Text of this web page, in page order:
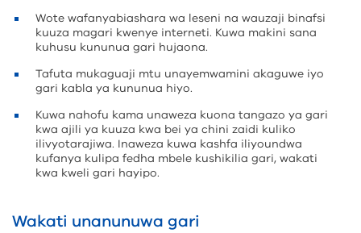
Wote wafanyabiashara wa leseni na wauzaji binafsi
kuuza magari kwenye interneti. Kuwa makini sana
kuhusu kununua gari hujaona.
Tafuta mukaguaji mtu unayemwamini akaguwe iyo
gari kabla ya kununua hiyo.
Kuwa nahofu kama unaweza kuona tangazo ya gari
kwa ajili ya kuuza kwa bei ya chini zaidi kuliko
ilivyotarajiwa. Inaweza kuwa kashfa iliyoundwa
kufanya kulipa fedha mbele kushikilia gari, wakati
kwa kweli gari hayipo.
Wakati unanunuwa gari